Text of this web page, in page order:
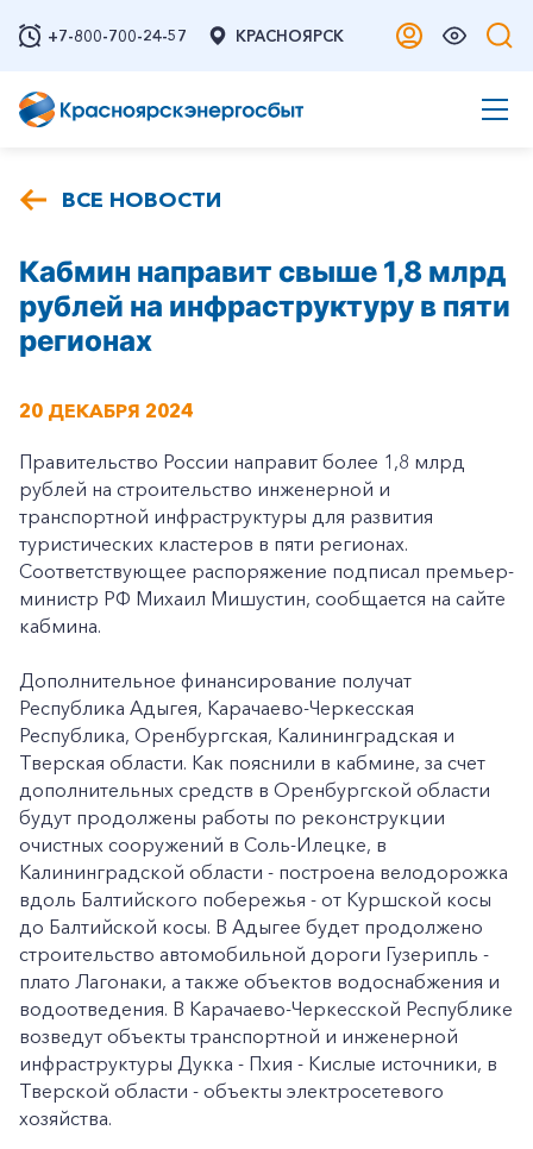
+7-800-700-24-57 КРАСНОЯРСК
ВСЕ НОВОСТИ
Кабмин направит свыше 1,8 млрд
рублей на инфраструктуру в пяти
регионах
20 ДЕКАБРЯ 2024
Правительство России направит более 1,8 млрд
рублей на строительство инженерной и
транспортной инфраструктуры для развития
туристических кластеров в пяти регионах.
Соответствующее распоряжение подписал премьер-
министр РФ Михаил Мишустин, сообщается на сайте
кабмина.
Дополнительное финансирование получат
Республика Адыгея, Карачаево-Черкесская
Республика, Оренбургская, Калининградская и
Тверская области. Как пояснили в кабмине, за счет
дополнительных средств в Оренбургской области
будут продолжены работы по реконструкции
очистных сооружений в Соль-Илецке, в
Калининградской области - построена велодорожка
вдоль Балтийского побережья - от Куршской косы
до Балтийской косы. В Адыгее будет продолжено
строительство автомобильной дороги Гузерипль -
плато Лагонаки, а также объектов водоснабжения и
водоотведения. В Карачаево-Черкесской Республике
возведут объекты транспортной и инженерной
инфраструктуры Дукка - Пхия - Кислые источники, в
Тверской области - объекты электросетевого
хозяйства.